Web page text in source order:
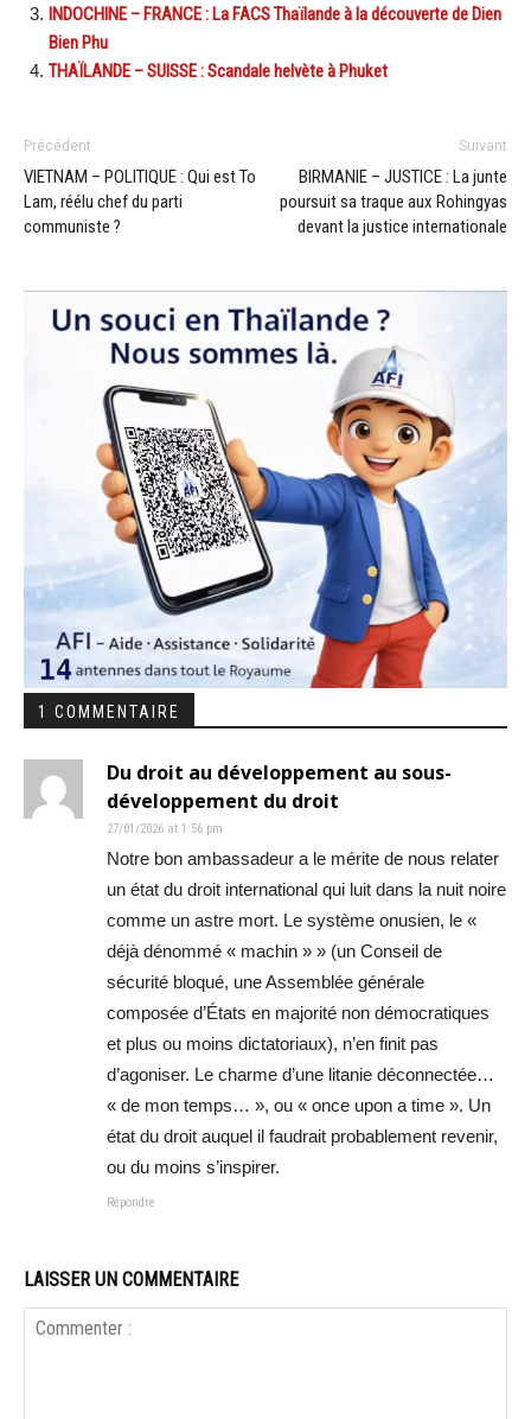
INDOCHINE – FRANCE : La FACS Thaïlande à la découverte de Dien
Bien Phu
THAÏLANDE – SUISSE : Scandale helvète à Phuket
Précédent
VIETNAM – POLITIQUE : Qui est To
Lam, réélu chef du parti
communiste ?
Suivant
BIRMANIE – JUSTICE : La junte
poursuit sa traque aux Rohingyas
devant la justice internationale
1 COMMENTAIRE
Du droit au développement au sous-
développement du droit
27/01/2026 at 1:56 pm
Notre bon ambassadeur a le mérite de nous relater
un état du droit international qui luit dans la nuit noire
comme un astre mort. Le système onusien, le «
déjà dénommé « machin » » (un Conseil de
sécurité bloqué, une Assemblée générale
composée d’États en majorité non démocratiques
et plus ou moins dictatoriaux), n’en finit pas
d’agoniser. Le charme d’une litanie déconnectée…
« de mon temps… », ou « once upon a time ». Un
état du droit auquel il faudrait probablement revenir,
ou du moins s’inspirer.
Répondre
LAISSER UN COMMENTAIRE